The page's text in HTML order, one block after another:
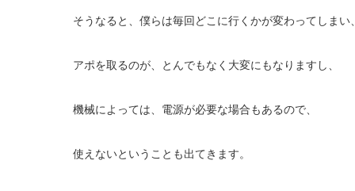
そうなると、僕らは毎回どこに行くかが変わってしまい、
アポを取るのが、とんでもなく大変にもなりますし、
機械によっては、電源が必要な場合もあるので、
使えないということも出てきます。